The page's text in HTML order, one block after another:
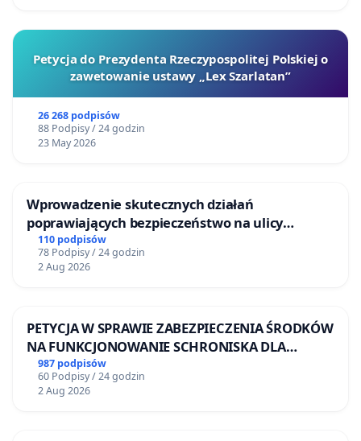
Petycja do Prezydenta Rzeczypospolitej Polskiej o
zawetowanie ustawy „Lex Szarlatan”
26 268 podpisów
88 Podpisy / 24 godzin
23 May 2026
Wprowadzenie skutecznych działań
poprawiających bezpieczeństwo na ulicy
Żeromskiego w Otwocku
110 podpisów
78 Podpisy / 24 godzin
2 Aug 2026
PETYCJA W SPRAWIE ZABEZPIECZENIA ŚRODKÓW
NA FUNKCJONOWANIE SCHRONISKA DLA
BEZDOMNYCH ZWIERZĄT W SKARYSZEWIE
987 podpisów
60 Podpisy / 24 godzin
2 Aug 2026